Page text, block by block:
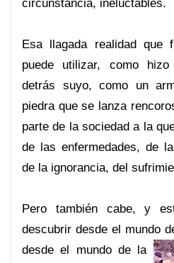
circunstancia, ineluctables.
Esa llagada realidad que
puede utilizar, como
detrás suyo, como un
piedra que se lanza
parte de la sociedad a la
de las enfermedades, de
de la ignorancia, del
Pero también cabe, y
descubrir desde el mundo
desde el mundo de la